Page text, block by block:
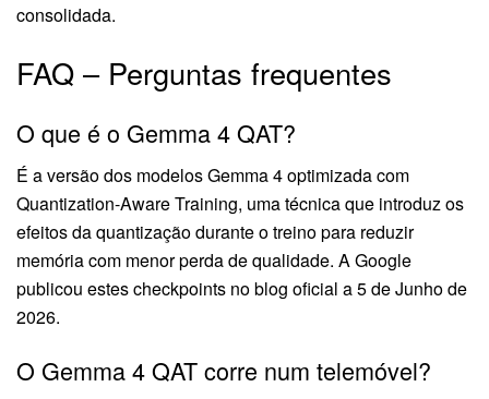
consolidada.
FAQ – Perguntas frequentes
O que é o Gemma 4 QAT?
É a versão dos modelos Gemma 4 optimizada com
Quantization-Aware Training, uma técnica que introduz os
efeitos da quantização durante o treino para reduzir
memória com menor perda de qualidade. A Google
publicou estes checkpoints no blog oficial a 5 de Junho de
2026.
O Gemma 4 QAT corre num telemóvel?